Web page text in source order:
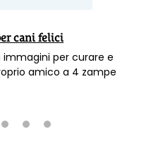
cani felici
per curare e
al proprio amico a 4 zampe